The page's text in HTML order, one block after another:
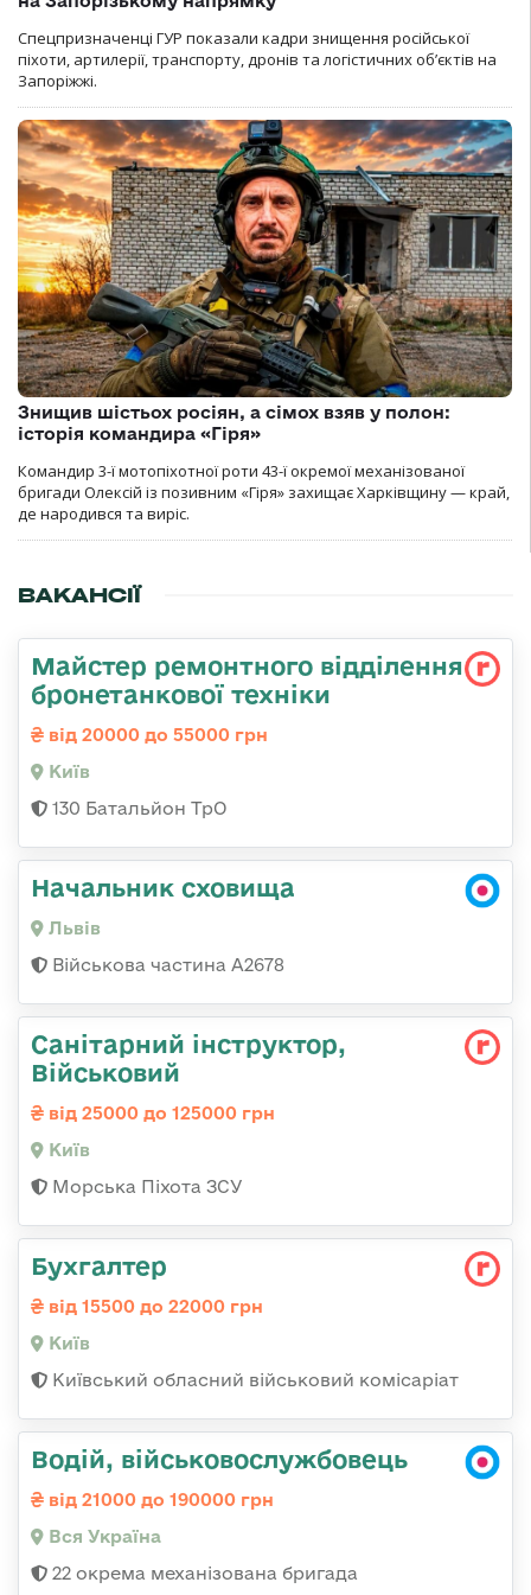
Спецпризначенці ГУР показали кадри знищення російської
піхоти, артилерії, транспорту, дронів та логістичних об’єктів на
Запоріжжі.
Знищив шістьох росіян, а сімох взяв у полон:
історія командира «Гіря»
Командир 3-ї мотопіхотної роти 43-ї окремої механізованої
бригади Олексій із позивним «Гіря» захищає Харківщину — край,
де народився та виріс.
ВАКАНСІЇ
Майстер ремонтного відділення
бронетанкової техніки
від 20000 до 55000 грн
Київ
130 Батальйон ТрО
Начальник сховища
Львів
Військова частина А2678
Санітарний інструктор,
Військовий
від 25000 до 125000 грн
Київ
Морська Піхота ЗСУ
Бухгалтер
від 15500 до 22000 грн
Київ
Київський обласний військовий комісаріат
Водій, військовослужбовець
від 21000 до 190000 грн
Вся Україна
22 окрема механізована бригада